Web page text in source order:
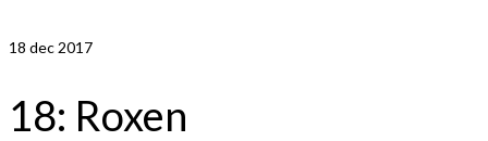
18 dec 2017
18: Roxen